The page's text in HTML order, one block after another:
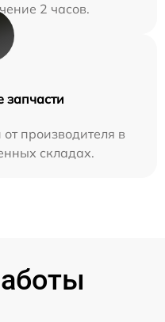
2 часов.
запчасти
производителя в
складах.